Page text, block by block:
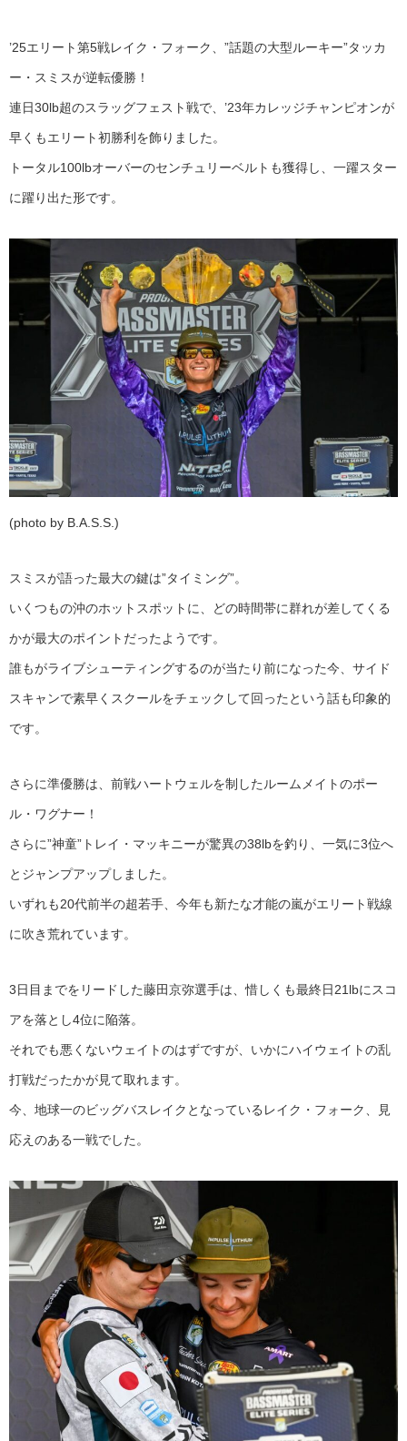
’25エリート第5戦レイク・フォーク、”話題の大型ルーキー”タッカ
ー・スミスが逆転優勝！
連日30lb超のスラッグフェスト戦で、’23年カレッジチャンピオンが
早くもエリート初勝利を飾りました。
トータル100lbオーバーのセンチュリーベルトも獲得し、一躍スター
に躍り出た形です。
(photo by B.A.S.S.)
スミスが語った最大の鍵は”タイミング”。
いくつもの沖のホットスポットに、どの時間帯に群れが差してくる
かが最大のポイントだったようです。
誰もがライブシューティングするのが当たり前になった今、サイド
スキャンで素早くスクールをチェックして回ったという話も印象的
です。
さらに準優勝は、前戦ハートウェルを制したルームメイトのポー
ル・ワグナー！
さらに”神童”トレイ・マッキニーが驚異の38lbを釣り、一気に3位へ
とジャンプアップしました。
いずれも20代前半の超若手、今年も新たな才能の嵐がエリート戦線
に吹き荒れています。
3日目までをリードした藤田京弥選手は、惜しくも最終日21lbにスコ
アを落とし4位に陥落。
それでも悪くないウェイトのはずですが、いかにハイウェイトの乱
打戦だったかが見て取れます。
今、地球一のビッグバスレイクとなっているレイク・フォーク、見
応えのある一戦でした。